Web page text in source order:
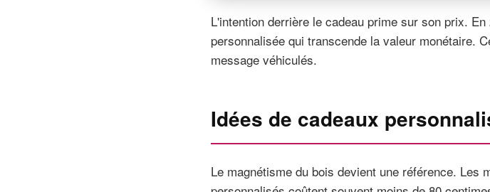
L'intention derrière le cadeau prime sur son prix.
personnalisée qui transcende la valeur monétaire.
message véhiculés.
Idées de cadeaux
Le magnétisme du bois devient une référence. Les